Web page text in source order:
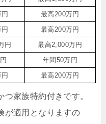
最高200万円
最高200万円
円
最高2,000万円
年間50万円
最高200万円
家族特約付きです。
が適用となりますの